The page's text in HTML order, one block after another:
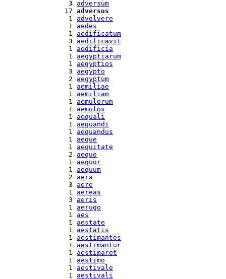
  3
adversum
17 adversus
  1
advolvere
  1
aedes
  1
aedificatum
  3
aedificavit
  1
aedificia
  1
aegyptiarum
  1
aegyptios
  3
aegypto
  2
aegyptum
  1
aemiliae
  1
aemiliam
  1
aemulorum
  1
aemulos
  1
aequali
  1
aequandi
  1
aequandus
  1
aeque
  1
aequitate
  2
aequo
  1
aequor
  1
aequum
  2
aera
  3
aere
  1
aereas
  3
aeris
  1
aerugo
  1
aes
  1
aestate
  1
aestatis
  1
aestimantes
  1
aestimantur
  1
aestimaret
  1
aestimo
  1
aestivale
  1
aestivali